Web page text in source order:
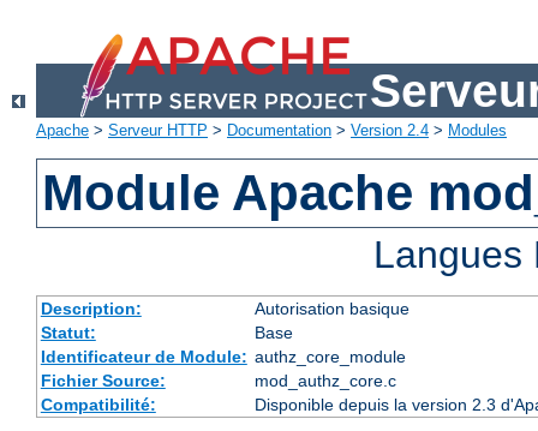
Apache > Serveur HTTP > Documentation > Version 2.4 > Modules
Module Apache
Description:
Autorisation basique
Statut:
Base
Identificateur de Module: authz_core_module
Fichier Source:
mod_authz_core.c
Compatibilité:
Disponible depuis la version 2.3